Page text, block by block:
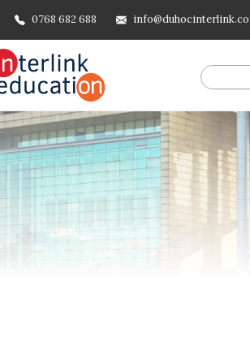
0768 682 688
org', [ 'type' =>
'ListItem', 'position' => 2, 'name' =>
], ], ], ])